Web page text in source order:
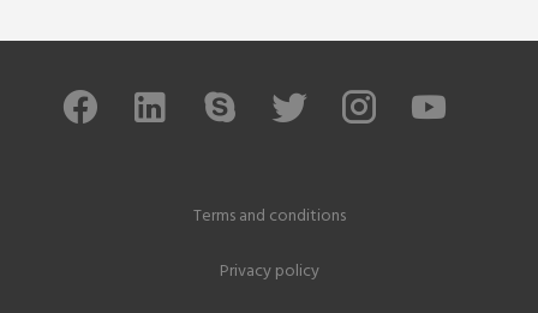
Terms and conditions
Privacy policy